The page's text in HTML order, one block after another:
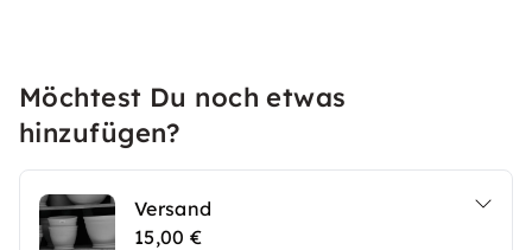
Möchtest Du noch etwas
hinzufügen?
Versand
15,00 €